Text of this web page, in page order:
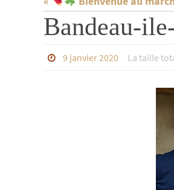
Bandeau-
9 janvier 2020 La taille